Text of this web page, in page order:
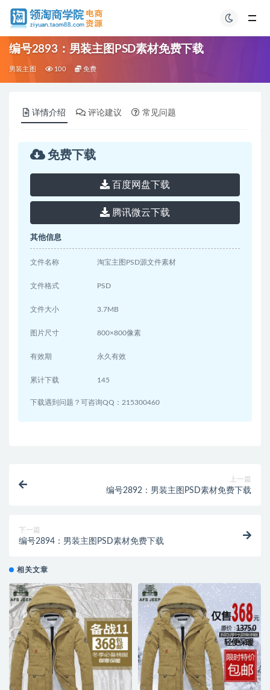
编号2893：男装主图PSD素材免费下载
男装主图 100 免费
详情介绍 评论建议 常见问题
免费下载
百度网盘下载
腾讯微云下载
其他信息
文件名称 淘宝主图PSD源文件素材
文件格式 PSD
文件大小 3.7MB
图片尺寸 800×800像素
有效期 永久有效
累计下载 145
下载遇到问题？可咨询QQ：215300460
上一篇
编号2892：男装主图PSD素材免费下载
下一篇
编号2894：男装主图PSD素材免费下载
相关文章